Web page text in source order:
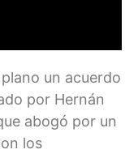
un acuerdo
por Hernán
abogó por un
los